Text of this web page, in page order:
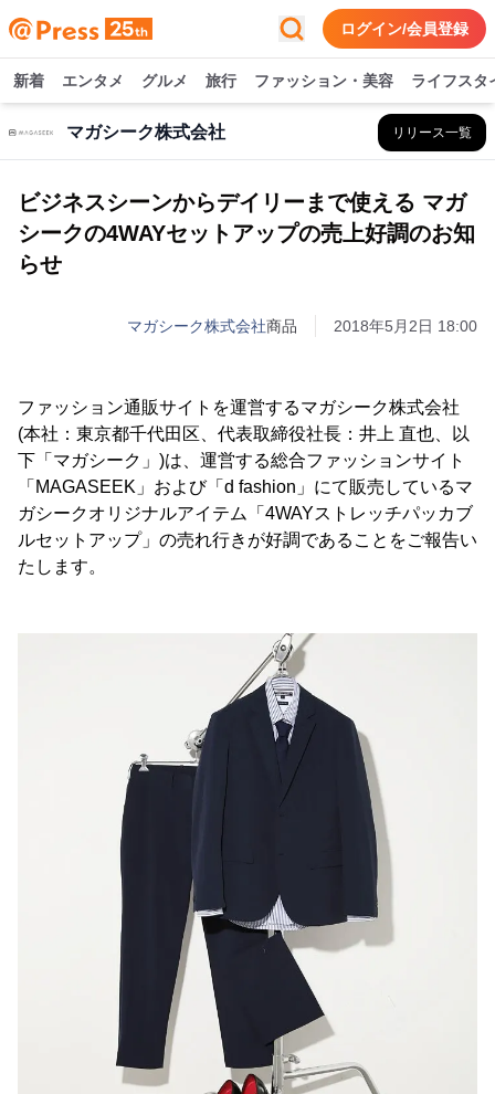
ログイン/会員登録
新着 エンタメ グルメ 旅行 ファッション・美容 ライフスタ
マガシーク株式会社 リリース一覧
ビジネスシーンからデイリーまで使える マガ
シークの4WAYセットアップの売上好調のお知
らせ
マガシーク株式会社商品 2018年5月2日 18:00
ファッション通販サイトを運営するマガシーク株式会社
(本社：東京都千代田区、代表取締役社長：井上 直也、以
下「マガシーク」)は、運営する総合ファッションサイト
「MAGASEEK」および「d fashion」にて販売しているマ
ガシークオリジナルアイテム「4WAYストレッチパッカブ
ルセットアップ」の売れ行きが好調であることをご報告い
たします。